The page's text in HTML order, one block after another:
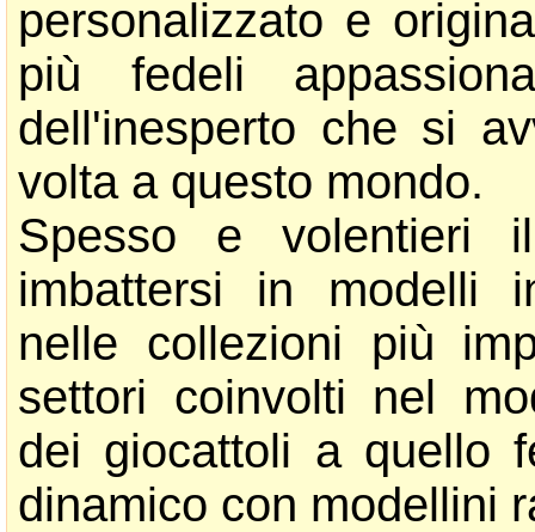
personalizzato e
più fedeli
dell'inesperto che si
volta a questo mondo.
Spesso e volentieri
imbattersi in modelli
nelle collezioni più
settori coinvolti nel
dei giocattoli a quello
dinamico con modellini